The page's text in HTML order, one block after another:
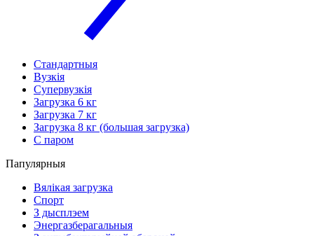
Стандартныя
Вузкія
Супервузкія
Загрузка 6 кг
Загрузка 7 кг
Загрузка 8 кг (большая загрузка)
С паром
Папулярныя
Вялікая загрузка
Спорт
З дысплэем
Энергазберагальныя